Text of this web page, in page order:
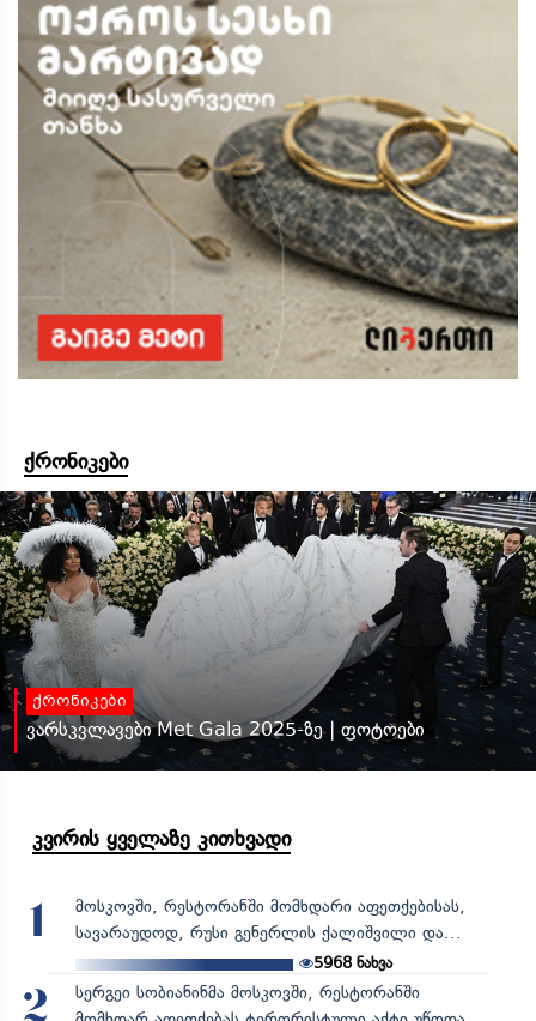
ქრონიკები
ქრონიკები
ვარსკვლავები Met Gala 2025-ზე | ფოტოები
კვირის ყველაზე კითხვადი
1
მოსკოვში, რესტორანში მომხდარი აფეთქებისას,
სავარაუდოდ, რუსი გენერლის ქალიშვილი და...
5968 ნახვა
2
სერგეი სობიანინმა მოსკოვში, რესტორანში